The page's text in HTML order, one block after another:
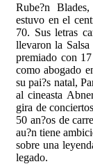
Rube?n
estuvo en el
70. Sus letras
llevaron la
premiado con
como abogado
su pai?s natal,
al cineasta
gira de
50 an?os de
au?n tiene
sobre una
legado.